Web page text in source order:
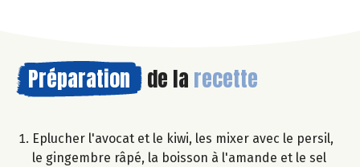
Préparation de la recette
Eplucher l'avocat et le kiwi, les mixer avec le persil,
le gingembre râpé, la boisson à l'amande et le sel